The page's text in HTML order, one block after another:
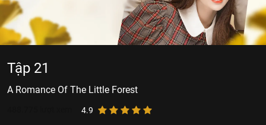
Tập 21
A Romance Of The Little Forest
4.9